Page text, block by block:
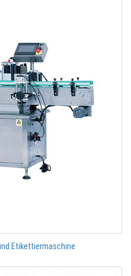
Etikettiermaschine